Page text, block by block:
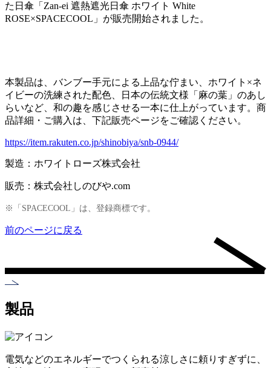
た日傘「Zan-ei 遮熱遮光日傘 ホワイト White
ROSE×SPACECOOL」が販売開始されました。
本製品は、バンブー手元による上品な佇まい、ホワイト×ネ
イビーの洗練された配色、日本の伝統文様「麻の葉」のあし
らいなど、和の趣を感じさせる一本に仕上がっています。商
品詳細・ご購入は、下記販売ページをご確認ください。
https://item.rakuten.co.jp/shinobiya/snb-0944/
製造：ホワイトローズ株式会社
販売：株式会社しのびや.com
※「SPACECOOL」は、登録商標です。
前のページに戻る
製品
電気などのエネルギーでつくられる涼しさに頼りすぎずに、